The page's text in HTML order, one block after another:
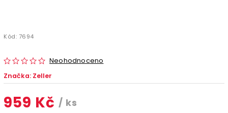
Kód: 7694
Neohodnoceno
Značka: Zeller
959 Kč / ks